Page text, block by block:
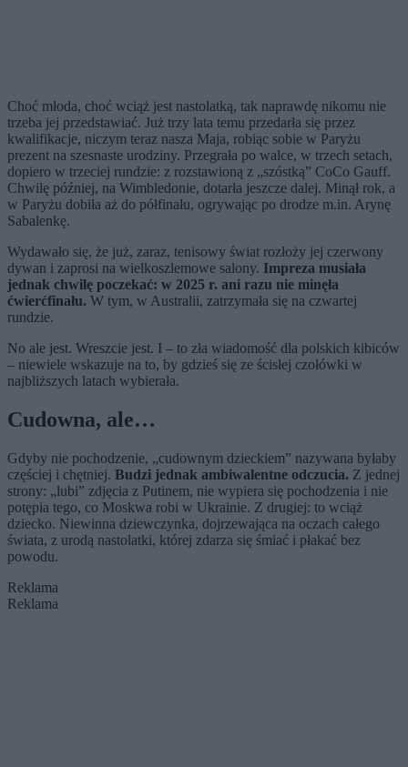
Choć młoda, choć wciąż jest nastolatką, tak naprawdę nikomu nie
trzeba jej przedstawiać. Już trzy lata temu przedarła się przez
kwalifikacje, niczym teraz nasza Maja, robiąc sobie w Paryżu
prezent na szesnaste urodziny. Przegrała po walce, w trzech setach,
dopiero w trzeciej rundzie: z rozstawioną z „szóstką” CoCo Gauff.
Chwilę później, na Wimbledonie, dotarła jeszcze dalej. Minął rok, a
w Paryżu dobiła aż do półfinału, ogrywając po drodze m.in. Arynę
Sabalenkę.
Wydawało się, że już, zaraz, tenisowy świat rozłoży jej czerwony
dywan i zaprosi na wielkoszlemowe salony. Impreza musiała
jednak chwilę poczekać: w 2025 r. ani razu nie minęła
ćwierćfinału. W tym, w Australii, zatrzymała się na czwartej
rundzie.
No ale jest. Wreszcie jest. I – to zła wiadomość dla polskich kibiców
– niewiele wskazuje na to, by gdzieś się ze ścisłej czołówki w
najbliższych latach wybierała.
Cudowna, ale…
Gdyby nie pochodzenie, „cudownym dzieckiem” nazywana byłaby
częściej i chętniej. Budzi jednak ambiwalentne odczucia. Z jednej
strony: „lubi” zdjęcia z Putinem, nie wypiera się pochodzenia i nie
potępia tego, co Moskwa robi w Ukrainie. Z drugiej: to wciąż
dziecko. Niewinna dziewczynka, dojrzewająca na oczach całego
świata, z urodą nastolatki, której zdarza się śmiać i płakać bez
powodu.
Reklama
Reklama